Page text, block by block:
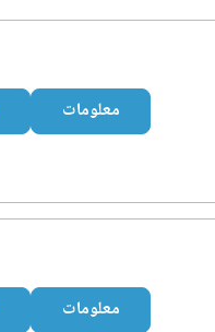
معلومات
معلومات